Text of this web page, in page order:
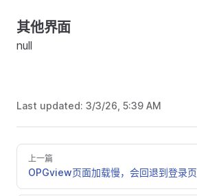
其他界面
null
Last updated: 3/3/26, 5:39 AM
上一篇
OPGview页面加载慢，会回退到登录页